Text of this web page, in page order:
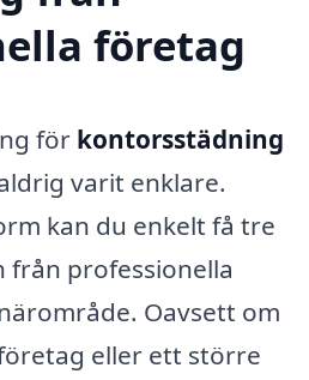
företag
för kontorsstädning
varit enklare.
kan du enkelt få tre
från professionella
Oavsett om
eller ett större